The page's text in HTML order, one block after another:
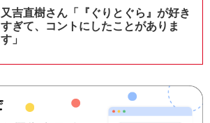
又吉直樹さん「『ぐりとぐら』が好き
すぎて、コントにしたことがありま
す」